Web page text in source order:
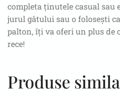
completa ținutele casual sau
jurul gâtului sau o folosești
palton, îți va oferi un plus de
rece!
Produse